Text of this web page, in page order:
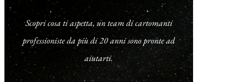
Scopri cosa ti aspetta, un team di cartomanti
professioniste da più di 20 anni sono pronte ad
aiutarti.